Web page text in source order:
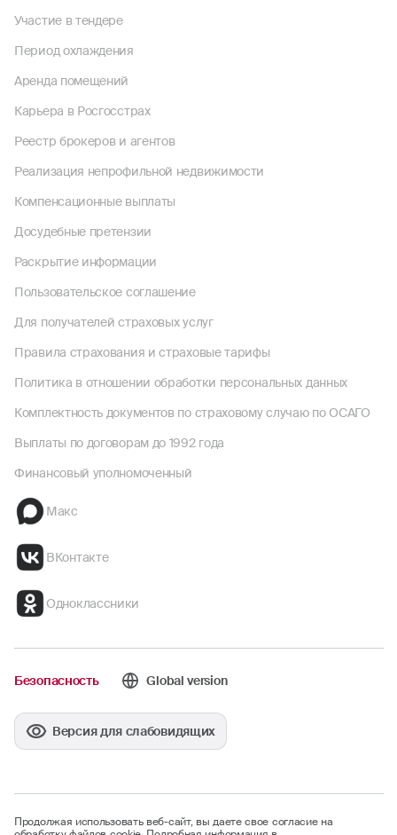
Участие в тендере
Период охлаждения
Аренда помещений
Карьера в Росгосстрах
Реестр брокеров и агентов
Реализация непрофильной недвижимости
Компенсационные выплаты
Досудебные претензии
Раскрытие информации
Пользовательское соглашение
Для получателей страховых услуг
Правила страхования и страховые тарифы
Политика в отношении обработки персональных данных
Комплектность документов по страховому случаю по ОСАГО
Выплаты по договорам до 1992 года
Финансовый уполномоченный
Макс
ВКонтакте
Одноклассники
Безопасность Global version
Версия для слабовидящих
Продолжая использовать веб-сайт, вы даете свое согласие на